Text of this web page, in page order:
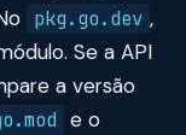
pkg.go.dev ,
Se a API
a versão
e o